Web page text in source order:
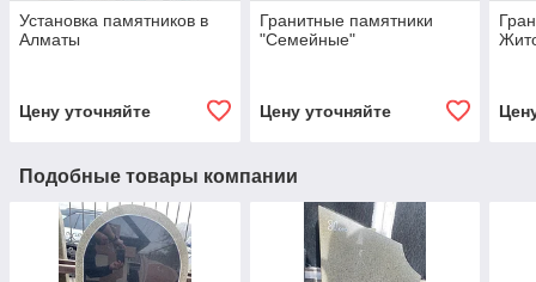
Установка памятников в
Алматы
Цену уточняйте
Гранитные памятники
"Семейные"
Цену уточняйте
Подобные товары компании